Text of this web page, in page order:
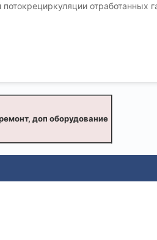
отработанных
доп оборудование